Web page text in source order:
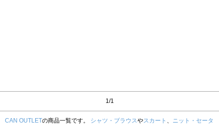
1/1
CAN OUTLETの商品一覧です。 シャツ・ブラウスやスカート 、 ニット・セータ